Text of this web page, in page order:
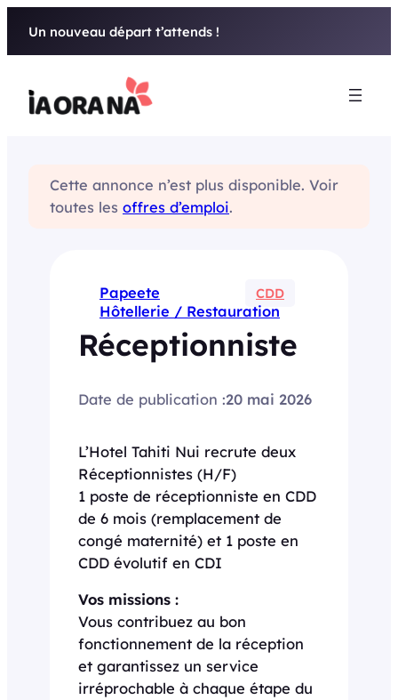
Un nouveau départ t’attends !
Cette annonce n’est plus disponible. Voir
toutes les offres d’emploi.
Papeete CDD
Hôtellerie / Restauration
Réceptionniste
Date de publication :20 mai 2026
L’Hotel Tahiti Nui recrute deux
Réceptionnistes (H/F)
1 poste de réceptionniste en CDD
de 6 mois (remplacement de
congé maternité) et 1 poste en
CDD évolutif en CDI
Vos missions :
Vous contribuez au bon
fonctionnement de la réception
et garantissez un service
irréprochable à chaque étape du